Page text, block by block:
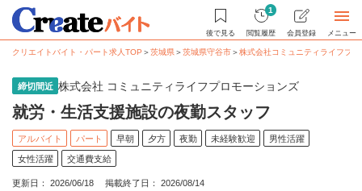
後で見る
1
閲覧履歴 会員登録 メニュー
クリエイトバイト・パート求人TOP ＞茨城県＞茨城県守谷市＞株式会社コミュニティライフプ
締切間近 株式会社 コミュニティライフプロモーションズ
就労・生活支援施設の夜勤スタッフ
アルバイト パート 早朝 夕方 夜勤 未経験歓迎 男性活躍
女性活躍 交通費支給
更新日： 2026/06/18 掲載終了日： 2026/08/14